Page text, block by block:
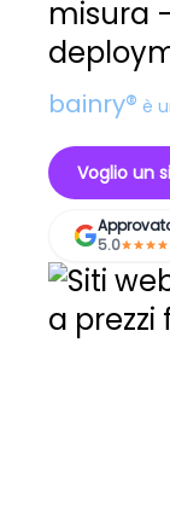
misura
bainry® è
Voglio un
5.0